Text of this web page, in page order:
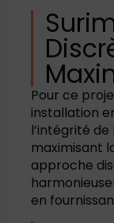
Pour ce
installation
l’intégrité
maximisant
approche
en